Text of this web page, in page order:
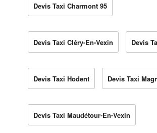
Devis Taxi Charmont 95
Devis Taxi Cléry-En-Vexin Devis
Devis Taxi Hodent Devis Taxi
Devis Taxi Maudétour-En-Vexin